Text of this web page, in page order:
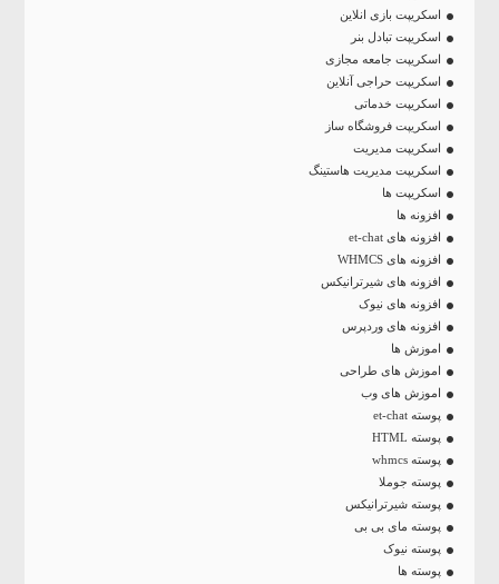
اسکریپت بازی انلاین
اسکریپت تبادل بنر
اسکریپت جامعه مجازی
اسکریپت حراجی آنلاین
اسکریپت خدماتی
اسکریپت فروشگاه ساز
اسکریپت مدیریت
اسکریپت مدیریت هاستینگ
اسکریپت ها
افزونه ها
افزونه های et-chat
افزونه های WHMCS
افزونه های شیرترانیکس
افزونه های نیوک
افزونه های وردپرس
اموزش ها
اموزش های طراحی
اموزش های وب
پوسته et-chat
پوسته HTML
پوسته whmcs
پوسته جوملا
پوسته شیرترانیکس
پوسته مای بی بی
پوسته نیوک
پوسته ها